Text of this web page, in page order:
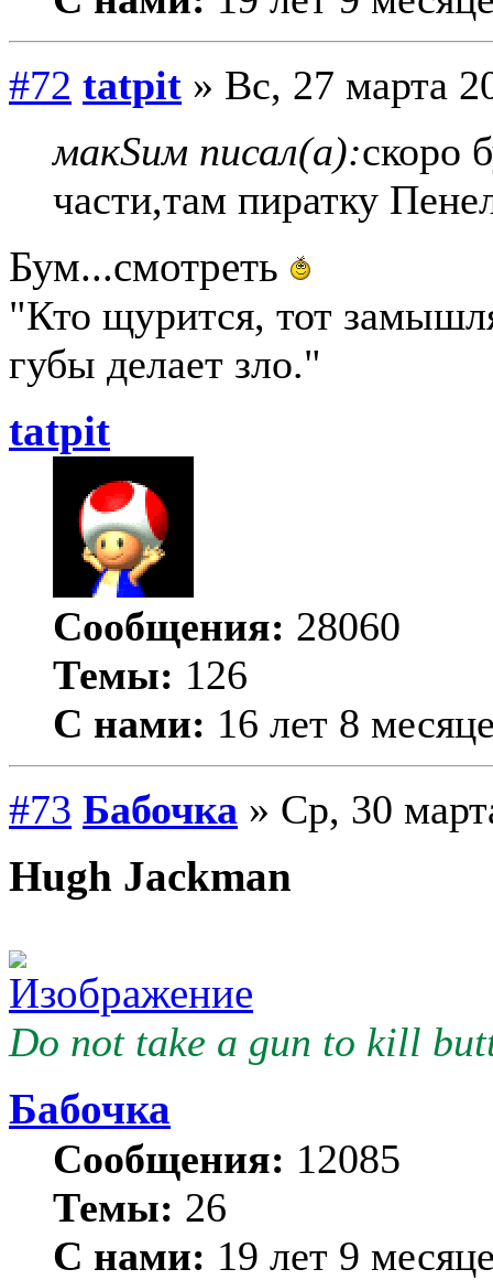
#72 tatpit » Вс, 27 марта
макSим писал(а):скоро
части,там пиратку
Бум...смотреть
"Кто щурится, тот
губы делает зло."
tatpit
Сообщения: 28060
Темы: 126
С нами: 16 лет 8
#73 Бабочка » Ср, 30
Hugh Jackman
Do not take a gun to kill
Бабочка
Сообщения: 12085
Темы: 26
С нами: 19 лет 9